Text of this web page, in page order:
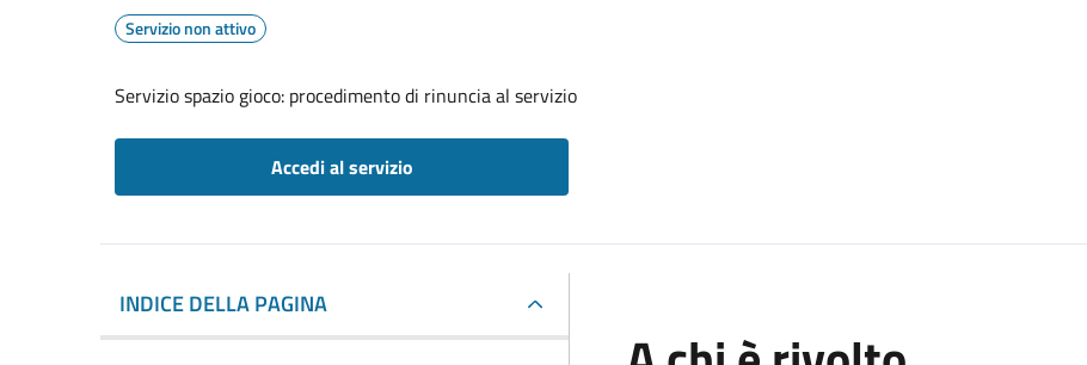
Servizio non attivo
Servizio spazio gioco: procedimento di rinuncia al servizio
Accedi al servizio
INDICE DELLA PAGINA